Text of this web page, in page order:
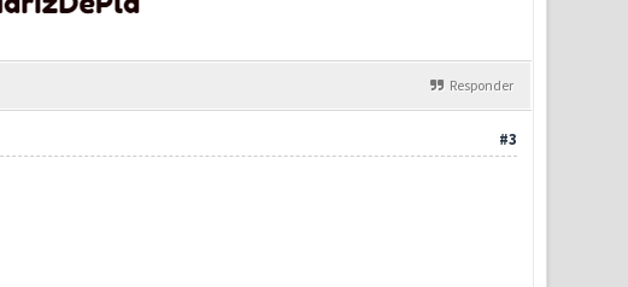
Responder
#3